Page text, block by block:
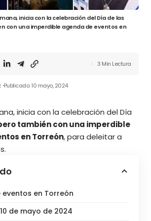
inicia con la celebración del Día de las
con una imperdible agenda de eventos en
Publicado: 10 mayo, 2024
3 Min Lectura
inicia con la celebración del Día
también con una imperdible
en Torreón, para deleitar a
en Torreón
de mayo de 2024